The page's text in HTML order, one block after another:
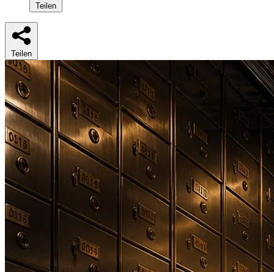
Teilen
Teilen